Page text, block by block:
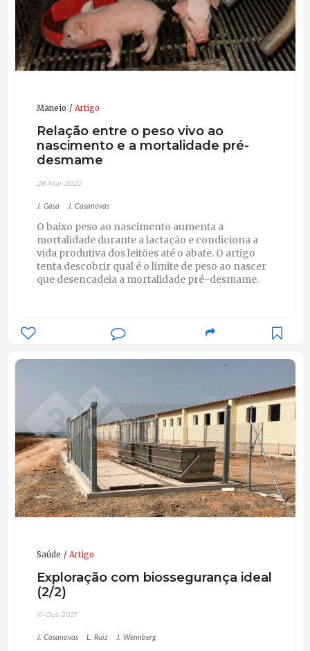
Maneio Artigo
Relação entre o peso vivo ao
nascimento e a mortalidade pré-
desmame
28-Mar-2022
J. Gasa J. Casanovas
O baixo peso ao nascimento aumenta a
mortalidade durante a lactação e condiciona a
vida produtiva dos leitões até o abate. O artigo
tenta descobrir qual é o limite de peso ao nascer
que desencadeia a mortalidade pré-desmame.
Saúde Artigo
Exploração com biossegurança ideal
(2/2)
11-Out-2021
J. Casanovas L. Ruiz J. Wennberg